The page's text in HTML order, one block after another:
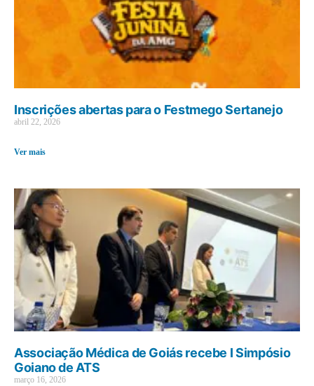
Inscrições abertas para o Festmego Sertanejo
abril 22, 2026
Ver mais
Associação Médica de Goiás recebe I Simpósio
Goiano de ATS
março 16, 2026